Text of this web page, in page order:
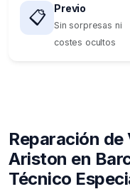
📋
Previo
Sin sorpresas ni
costes ocultos
Reparación
Ariston en
Técnico